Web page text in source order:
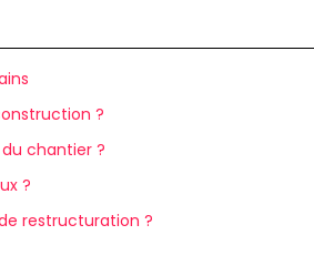
?
chantier ?
?
restructuration ?